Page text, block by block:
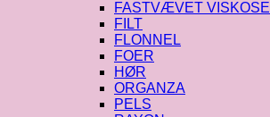
FASTVÆVET VISKOSE
FILT
FLONNEL
FOER
HØR
ORGANZA
PELS